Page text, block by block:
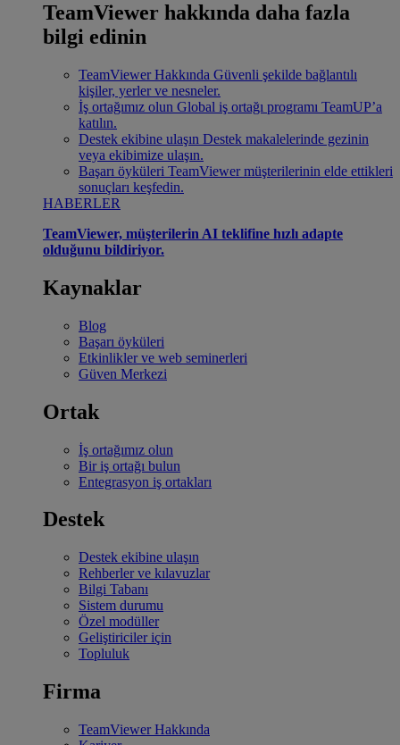
TeamViewer hakkında daha fazla
bilgi edinin
TeamViewer Hakkında Güvenli şekilde bağlantılı
kişiler, yerler ve nesneler.
İş ortağımız olun Global iş ortağı programı TeamUP’a
katılın.
Destek ekibine ulaşın Destek makalelerinde gezinin
veya ekibimize ulaşın.
Başarı öyküleri TeamViewer müşterilerinin elde ettikleri
sonuçları keşfedin.
HABERLER
TeamViewer, müşterilerin AI teklifine hızlı adapte
olduğunu bildiriyor.
Kaynaklar
Blog
Başarı öyküleri
Etkinlikler ve web seminerleri
Güven Merkezi
Ortak
İş ortağımız olun
Bir iş ortağı bulun
Entegrasyon iş ortakları
Destek
Destek ekibine ulaşın
Rehberler ve kılavuzlar
Bilgi Tabanı
Sistem durumu
Özel modüller
Geliştiriciler için
Topluluk
Firma
TeamViewer Hakkında